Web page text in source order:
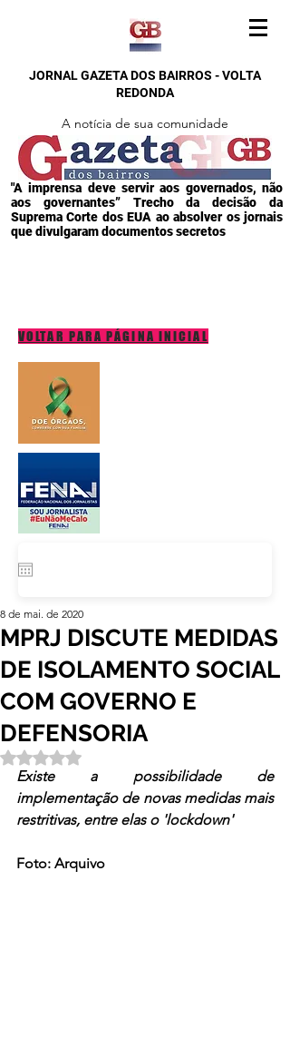
JORNAL GAZETA DOS BAIRROS - VOLTA
REDONDA
A notícia de sua comunidade
"A imprensa deve servir aos governados, não
aos governantes” Trecho da decisão da
Suprema Corte dos EUA ao absolver os jornais
que divulgaram documentos secretos
VOLTAR PARA PÁGINA INICIAL
MPRJ DISCUTE MEDIDAS
DE ISOLAMENTO SOCIAL
COM GOVERNO E
DEFENSORIA
8 de mai. de 2020
Avaliado com NaN de 5 estrelas.
Existe a possibilidade de
implementação de novas medidas mais
restritivas, entre elas o 'lockdown'
Foto: Arquivo